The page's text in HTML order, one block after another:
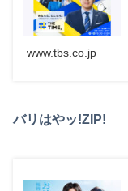
www.tbs.co.jp
バリはやッ!ZIP!